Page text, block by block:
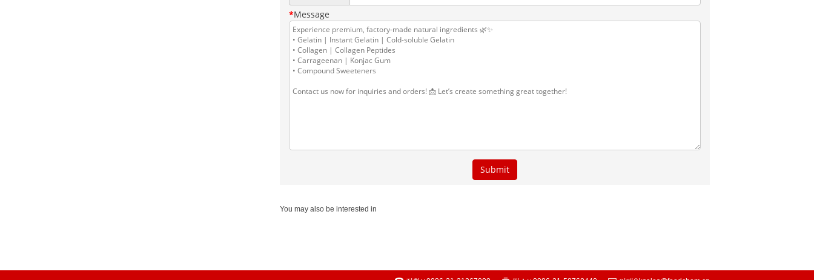
You may also be interested in